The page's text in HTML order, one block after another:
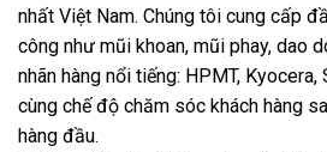
nhất Việt Nam. Chúng tôi cung cấp
công như mũi khoan, mũi phay, dao
nhãn hàng nổi tiếng: HPMT, Kyocera,
cùng chế độ chăm sóc khách hàng
hàng đầu.